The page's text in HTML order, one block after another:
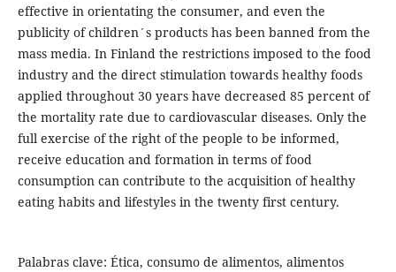
effective in orientating the consumer, and even the
publicity of children´s products has been banned from the
mass media. In Finland the restrictions imposed to the food
industry and the direct stimulation towards healthy foods
applied throughout 30 years have decreased 85 percent of
the mortality rate due to cardiovascular diseases. Only the
full exercise of the right of the people to be informed,
receive education and formation in terms of food
consumption can contribute to the acquisition of healthy
eating habits and lifestyles in the twenty first century.
Palabras clave: Ética, consumo de alimentos, alimentos